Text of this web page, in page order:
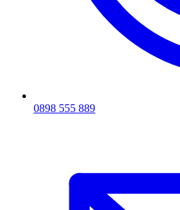
0898 555 889